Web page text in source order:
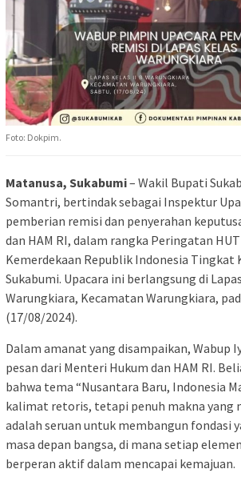
Foto: Dokpim.
Matanusa, Sukabumi– Wakil Bupati
Somantri, bertindak sebagai Inspektur
pemberian remisi dan penyerahan
dan HAM RI, dalam rangka Peringatan
Kemerdekaan Republik Indonesia Tingkat
Sukabumi. Upacara ini berlangsung di
Warungkiara, Kecamatan Warungkiara,
(17/08/2024).
Dalam amanat yang disampaikan, Wabup
pesan dari Menteri Hukum dan HAM RI.
bahwa tema “Nusantara Baru, Indonesia
kalimat retoris, tetapi penuh makna yang
adalah seruan untuk membangun fondasi
masa depan bangsa, di mana setiap
berperan aktif dalam mencapai kemajuan.